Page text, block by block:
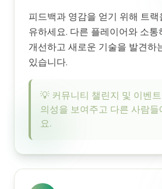
피드백과 영감을 얻기 위해 트
유하세요. 다른 플레이어와 소
개선하고 새로운 기술을 발견하
있습니다.
💡 커뮤니티 챌린지 및 이벤
의성을 보여주고 다른 사람들
요.